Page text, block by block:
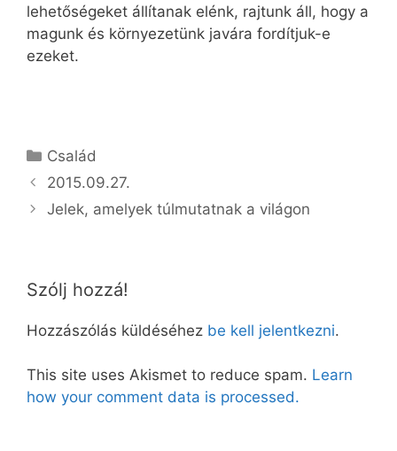
lehetőségeket állítanak elénk, rajtunk áll, hogy a
magunk és környezetünk javára fordítjuk-e
ezeket.
Kategória
Család
2015.09.27.
Jelek, amelyek túlmutatnak a világon
Szólj hozzá!
Hozzászólás küldéséhez be kell jelentkezni.
This site uses Akismet to reduce spam. Learn
how your comment data is processed.